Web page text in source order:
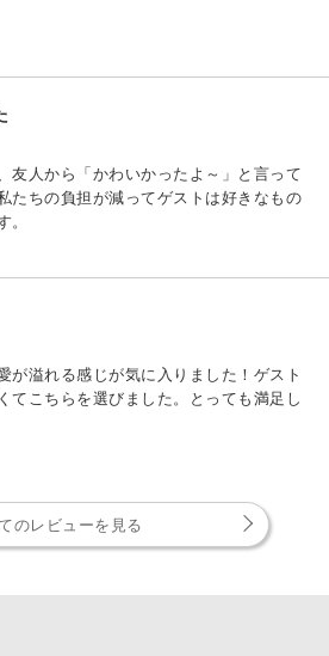
友人から「かわいかったよ～」と言って
たちの負担が減ってゲストは好きなもの
。
が溢れる感じが気に入りました！ゲスト
てこちらを選びました。とっても満足し
のレビューを見る